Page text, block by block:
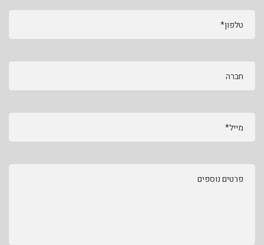
טלפון*
חברה
מייל*
פרטים נוספים